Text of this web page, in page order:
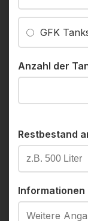
GFK
Anzahl der
Restbestand
Informationen